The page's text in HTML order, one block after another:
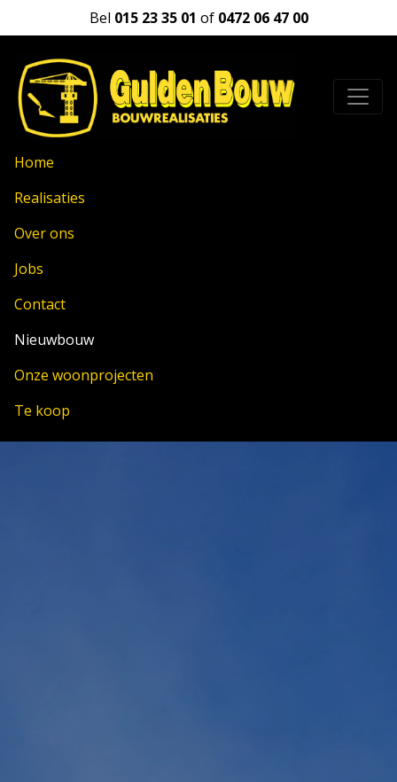
Bel 015 23 35 01 of 0472 06 47 00
Home
Realisaties
Over ons
Jobs
Contact
Nieuwbouw
Onze woonprojecten
Te koop